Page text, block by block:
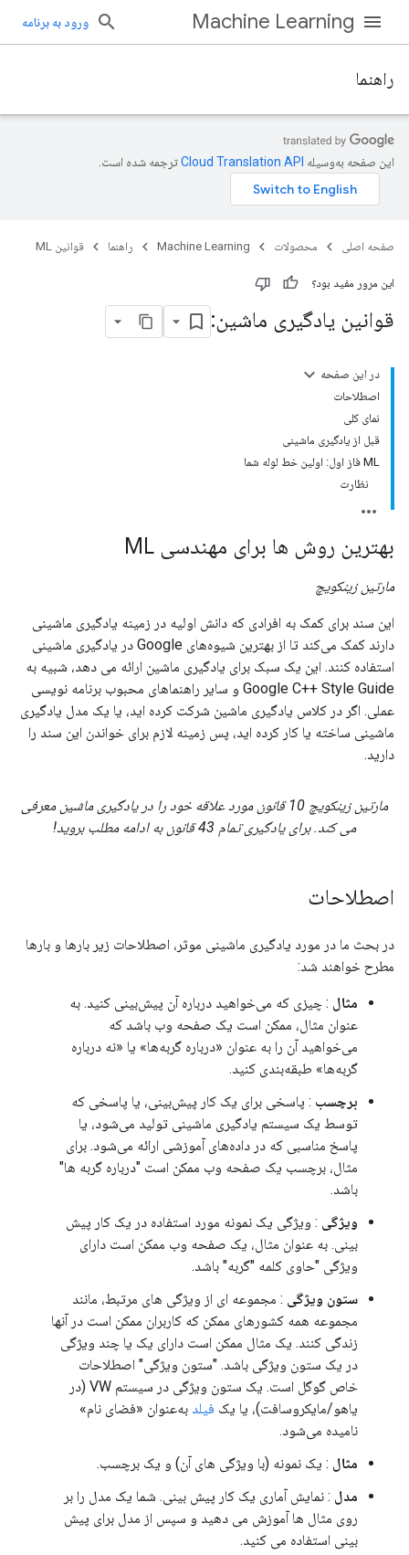
Machine Learning ورود به برنامه
راهنما
این صفحه به‌وسیله ترجمه شده است.
صفحه اصلی محصولات Machine Learning راهنما قوانین ML
این مرور مفید بود؟
قوانین یادگیری ماشین:
در این صفحه
اصطلاحات
نمای کلی
قبل از یادگیری ماشینی
ML فاز اول: اولین خط لوله شما
نظارت
بهترین روش ها برای مهندسی ML
مارتین زینکویچ
این سند برای کمک به افرادی که دانش اولیه در زمینه یادگیری ماشینی
دارند کمک می‌کند تا از بهترین شیوه‌های Google در یادگیری ماشینی
استفاده کنند. این یک سبک برای یادگیری ماشین ارائه می دهد، شبیه به
Google C++ Style Guide و سایر راهنماهای محبوب برنامه نویسی
عملی. اگر در کلاس یادگیری ماشین شرکت کرده اید، یا یک مدل یادگیری
ماشینی ساخته یا کار کرده اید، پس زمینه لازم برای خواندن این سند را
دارید.
مارتین زینکویچ 10 قانون مورد علاقه خود را در یادگیری ماشین معرفی
می کند. برای یادگیری تمام 43 قانون به ادامه مطلب بروید!
اصطلاحات
در بحث ما در مورد یادگیری ماشینی موثر، اصطلاحات زیر بارها و بارها
مطرح خواهند شد:
مثال : چیزی که می‌خواهید درباره آن پیش‌بینی کنید. به
عنوان مثال، ممکن است یک صفحه وب باشد که
می‌خواهید آن را به عنوان «درباره گربه‌ها» یا «نه درباره
گربه‌ها» طبقه‌بندی کنید.
برچسب : پاسخی برای یک کار پیش‌بینی، یا پاسخی که
توسط یک سیستم یادگیری ماشینی تولید می‌شود، یا
پاسخ مناسبی که در داده‌های آموزشی ارائه می‌شود. برای
مثال، برچسب یک صفحه وب ممکن است "درباره گربه ها"
باشد.
ویژگی : ویژگی یک نمونه مورد استفاده در یک کار پیش
بینی. به عنوان مثال، یک صفحه وب ممکن است دارای
ویژگی "حاوی کلمه "گربه" باشد.
ستون ویژگی : مجموعه ای از ویژگی های مرتبط، مانند
مجموعه همه کشورهای ممکن که کاربران ممکن است در آنها
زندگی کنند. یک مثال ممکن است دارای یک یا چند ویژگی
در یک ستون ویژگی باشد. "ستون ویژگی" اصطلاحات
خاص گوگل است. یک ستون ویژگی در سیستم VW (در
یاهو/مایکروسافت)، یا یک فیلد به‌عنوان «فضای نام»
نامیده می‌شود.
مثال : یک نمونه (با ویژگی های آن) و یک برچسب.
مدل : نمایش آماری یک کار پیش بینی. شما یک مدل را بر
روی مثال ها آموزش می دهید و سپس از مدل برای پیش
بینی استفاده می کنید.